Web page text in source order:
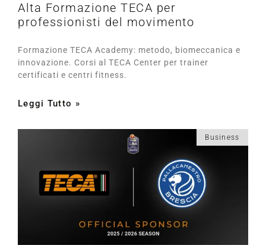
Alta Formazione TECA per
professionisti del movimento
Formazione TECA Academy: metodo, biomeccanica e
innovazione. Corsi al TECA Center per trainer
certificati e centri fitness.
Leggi Tutto »
Business